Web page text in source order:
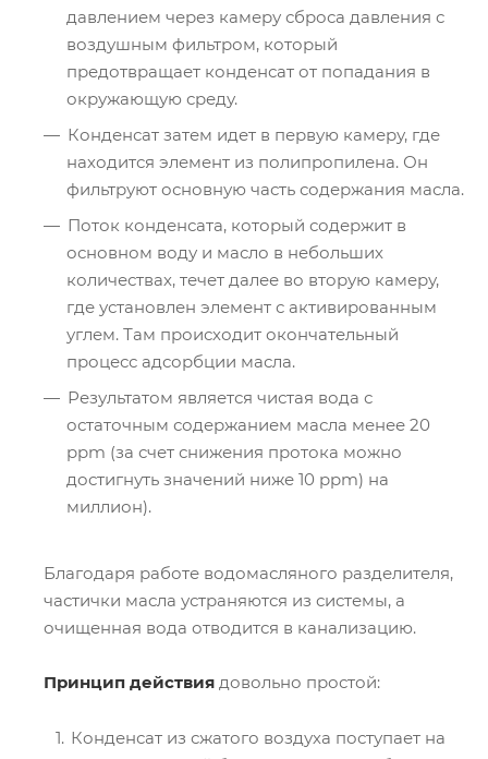
давлением через камеру сброса давления с
воздушным фильтром, который
предотвращает конденсат от попадания в
окружающую среду.
Конденсат затем идет в первую камеру, где
находится элемент из полипропилена. Он
фильтруют основную часть содержания масла.
Поток конденсата, который содержит в
основном воду и масло в небольших
количествах, течет далее во вторую камеру,
где установлен элемент с активированным
углем. Там происходит окончательный
процесс адсорбции масла.
Результатом является чистая вода с
остаточным содержанием масла менее 20
ppm (за счет снижения протока можно
достигнуть значений ниже 10 ppm) на
миллион).
Благодаря работе водомасляного разделителя,
частички масла устраняются из системы, а
очищенная вода отводится в канализацию.
Принцип действия довольно простой:
Конденсат из сжатого воздуха поступает на